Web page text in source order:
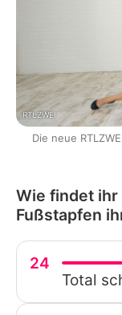
RTLZWEI
Die neue
Wie findet ihr
Fußstapfen
24
Total